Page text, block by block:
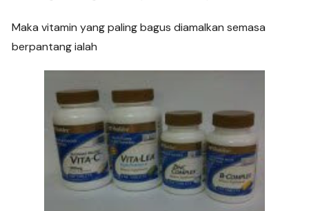
Maka vitamin yang paling bagus diamalkan semasa
berpantang ialah